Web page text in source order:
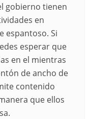
gobierno tienen
en
espantoso. Si
esperar que
en el mientras
de ancho de
contenido
que ellos